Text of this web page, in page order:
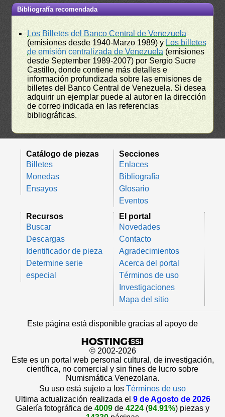
Bibliografía recomendada
Los Billetes del Banco Central de Venezuela
(emisiones desde 1940-Marzo 1989) y Los billetes
de emisión centralizada de Venezuela (emisiones
desde September 1989-2007) por Sergio Sucre
Castillo, donde contiene más detalles e
información profundizada sobre las emisiones de
billetes del Banco Central de Venezuela. Si desea
adquirir un ejemplar puede al autor en la dirección
de correo indicada en las referencias
bibliográficas.
Catálogo de piezas
Billetes
Monedas
Ensayos
Secciones
Enlaces
Bibliografía
Glosario
Eventos
Recursos
Buscar
Descargas
Identificador de pieza
Determine serie
especial
El portal
Novedades
Contacto
Agradecimientos
Acerca del portal
Términos de uso
Investigaciones
Mapa del sitio
Este página está disponible gracias al apoyo de
© 2002-2026
Este es un portal web personal cultural, de investigación,
científica, no comercial y sin fines de lucro sobre
Numismática Venezolana.
Su uso está sujeto a los Términos de uso
Ultima actualización realizada el 9 de Agosto de 2026
Galería fotográfica de 4009de 4224(94.91%) piezas y